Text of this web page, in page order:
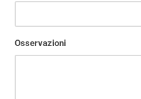
Osservazioni